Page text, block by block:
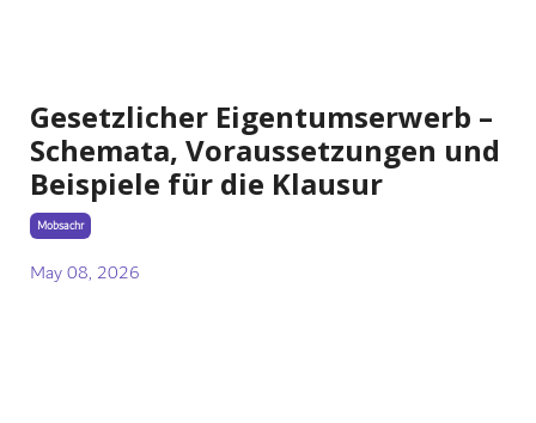
Gesetzlicher Eigentumserwerb –
Schemata, Voraussetzungen und
Beispiele für die Klausur
Mobsachr
May 08, 2026